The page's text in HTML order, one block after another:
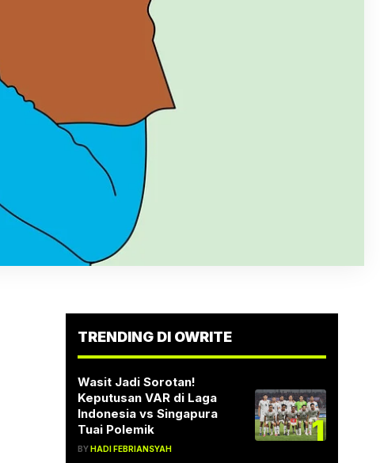
TRENDING DI OWRITE
Wasit Jadi Sorotan!
Keputusan VAR di Laga
Indonesia vs Singapura
Tuai Polemik
BYHADI FEBRIANSYAH
1